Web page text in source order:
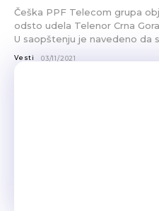
Češka PPF Telecom grupa
odsto udela Telenor Crna
U saopštenju je navedeno da
Vesti 03/11/2021